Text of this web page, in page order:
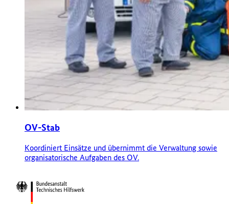
OV-Stab
Koordiniert Einsätze und übernimmt die Verwaltung sowie
organisatorische Aufgaben des OV.